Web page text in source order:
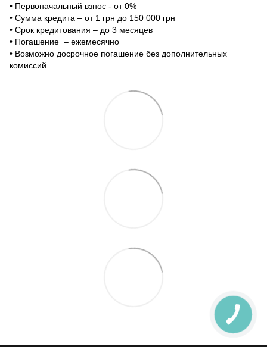
•‎ Первоначальный взнос - от 0%
•‎ Сумма кредита – от 1 грн до 150 000 грн
•‎ Срок кредитования – до 3 месяцев
•‎ Погашение – ежемесячно
•‎ Возможно досрочное погашение без дополнительных
комиссий